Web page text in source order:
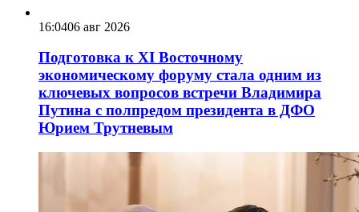
16:0406 авг 2026
Подготовка к XI Восточному
экономическому форуму стала одним из
ключевых вопросов встречи Владимира
Путина с полпредом президента в ДФО
Юрием Трутневым